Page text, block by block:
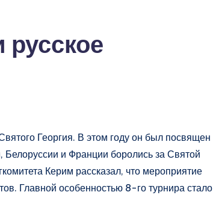
Георгия. В этом году он был посвящен
и Франции боролись за Святой
Керим рассказал, что мероприятие
Главной особенностью 8-го турнира стало